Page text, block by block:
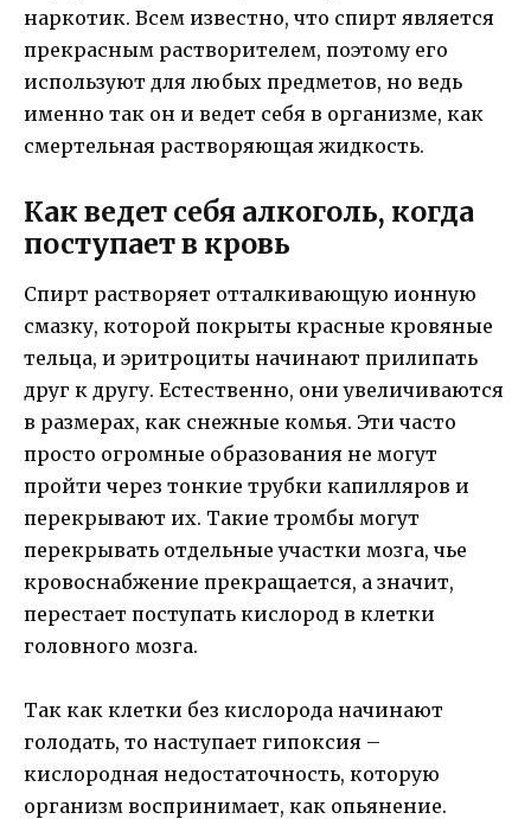
наркотик. Всем известно, что спирт является
прекрасным растворителем, поэтому его
используют для любых предметов, но ведь
именно так он и ведет себя в организме, как
смертельная растворяющая жидкость.
Как ведет себя алкоголь, когда
поступает в кровь
Спирт растворяет отталкивающую ионную
смазку, которой покрыты красные кровяные
тельца, и эритроциты начинают прилипать
друг к другу. Естественно, они увеличиваются
в размерах, как снежные комья. Эти часто
просто огромные образования не могут
пройти через тонкие трубки капилляров и
перекрывают их. Такие тромбы могут
перекрывать отдельные участки мозга, чье
кровоснабжение прекращается, а значит,
перестает поступать кислород в клетки
головного мозга.
Так как клетки без кислорода начинают
голодать, то наступает гипоксия –
кислородная недостаточность, которую
организм воспринимает, как опьянение.